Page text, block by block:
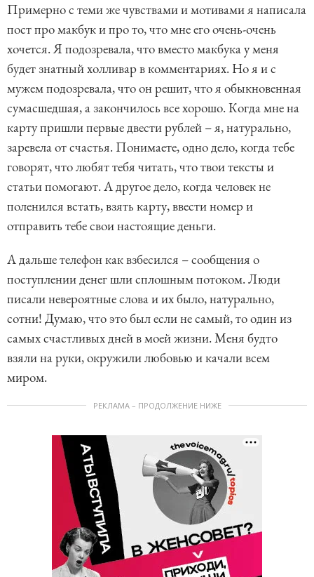
Примерно с теми же чувствами и мотивами я написала
пост про макбук и про то, что мне его очень-очень
хочется. Я подозревала, что вместо макбука у меня
будет знатный холливар в комментариях. Но я и с
мужем подозревала, что он решит, что я обыкновенная
сумасшедшая, а закончилось все хорошо. Когда мне на
карту пришли первые двести рублей – я, натурально,
заревела от счастья. Понимаете, одно дело, когда тебе
говорят, что любят тебя читать, что твои тексты и
статьи помогают. А другое дело, когда человек не
поленился встать, взять карту, ввести номер и
отправить тебе свои настоящие деньги.
А дальше телефон как взбесился – сообщения о
поступлении денег шли сплошным потоком. Люди
писали невероятные слова и их было, натурально,
сотни! Думаю, что это был если не самый, то один из
самых счастливых дней в моей жизни. Меня будто
взяли на руки, окружили любовью и качали всем
миром.
РЕКЛАМА – ПРОДОЛЖЕНИЕ НИЖЕ